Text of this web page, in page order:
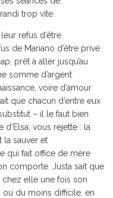
trop vite.
refus d’être
de Mariano d’être privé
prêt à aller jusqu’au
somme d’argent
voire d’amour
que chacun d’entre eux
– il le faut bien
vous rejette : la
la sauver et
qui fait office de mère
comporte. Justa sait que
elle une fois son
du moins difficile, en